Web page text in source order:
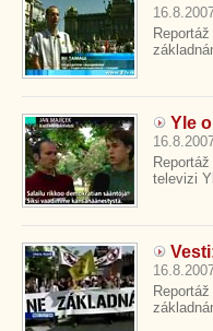
Yle
televizi